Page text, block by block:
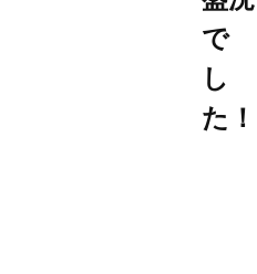
で
し
た！